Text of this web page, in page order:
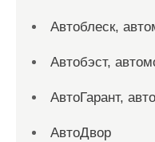
Автоблеск,
Автобэст,
АвтоГарант,
АвтоДвор